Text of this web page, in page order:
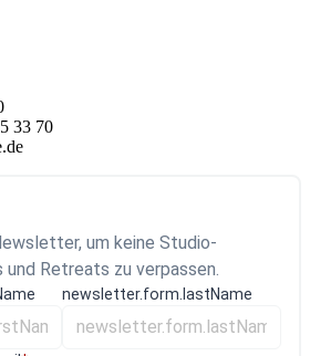
33 70
um keine Studio-
und Retreats zu verpassen.
newsletter.form.lastName